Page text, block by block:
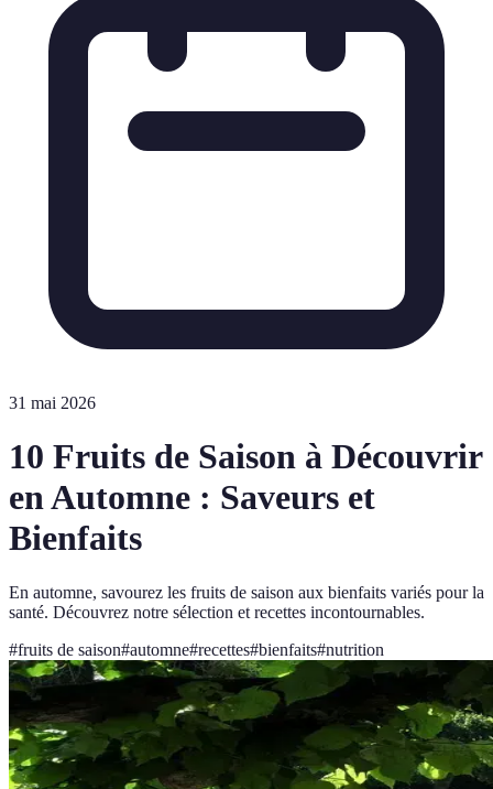
31 mai 2026
10 Fruits de Saison à Découvrir
en Automne : Saveurs et
Bienfaits
En automne, savourez les fruits de saison aux bienfaits variés pour la
santé. Découvrez notre sélection et recettes incontournables.
#fruits de saison#automne#recettes#bienfaits#nutrition